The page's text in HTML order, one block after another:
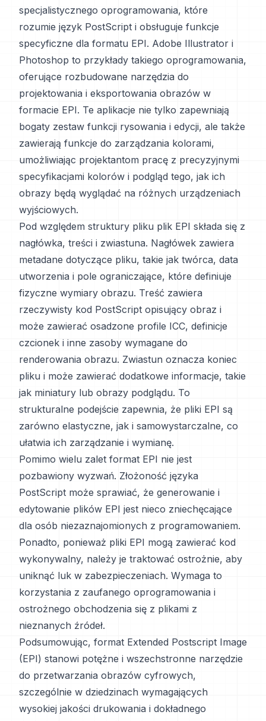
specjalistycznego oprogramowania, które
rozumie język PostScript i obsługuje funkcje
specyficzne dla formatu EPI. Adobe Illustrator i
Photoshop to przykłady takiego oprogramowania,
oferujące rozbudowane narzędzia do
projektowania i eksportowania obrazów w
formacie EPI. Te aplikacje nie tylko zapewniają
bogaty zestaw funkcji rysowania i edycji, ale także
zawierają funkcje do zarządzania kolorami,
umożliwiając projektantom pracę z precyzyjnymi
specyfikacjami kolorów i podgląd tego, jak ich
obrazy będą wyglądać na różnych urządzeniach
wyjściowych.
Pod względem struktury pliku plik EPI składa się z
nagłówka, treści i zwiastuna. Nagłówek zawiera
metadane dotyczące pliku, takie jak twórca, data
utworzenia i pole ograniczające, które definiuje
fizyczne wymiary obrazu. Treść zawiera
rzeczywisty kod PostScript opisujący obraz i
może zawierać osadzone profile ICC, definicje
czcionek i inne zasoby wymagane do
renderowania obrazu. Zwiastun oznacza koniec
pliku i może zawierać dodatkowe informacje, takie
jak miniatury lub obrazy podglądu. To
strukturalne podejście zapewnia, że pliki EPI są
zarówno elastyczne, jak i samowystarczalne, co
ułatwia ich zarządzanie i wymianę.
Pomimo wielu zalet format EPI nie jest
pozbawiony wyzwań. Złożoność języka
PostScript może sprawiać, że generowanie i
edytowanie plików EPI jest nieco zniechęcające
dla osób niezaznajomionych z programowaniem.
Ponadto, ponieważ pliki EPI mogą zawierać kod
wykonywalny, należy je traktować ostrożnie, aby
uniknąć luk w zabezpieczeniach. Wymaga to
korzystania z zaufanego oprogramowania i
ostrożnego obchodzenia się z plikami z
nieznanych źródeł.
Podsumowując, format Extended Postscript Image
(EPI) stanowi potężne i wszechstronne narzędzie
do przetwarzania obrazów cyfrowych,
szczególnie w dziedzinach wymagających
wysokiej jakości drukowania i dokładnego